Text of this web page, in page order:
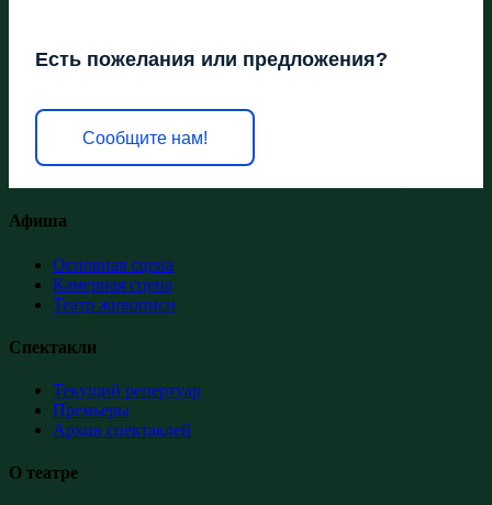
Есть пожелания или предложения?
Сообщите нам!
Афиша
Основная сцена
Камерная сцена
Театр живописи
Спектакли
Текущий репертуар
Премьеры
Архив спектаклей
О театре